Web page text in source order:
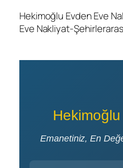
Hekimoğlu Evden Eve
Eve Nakliyat-
Emanetiniz, En